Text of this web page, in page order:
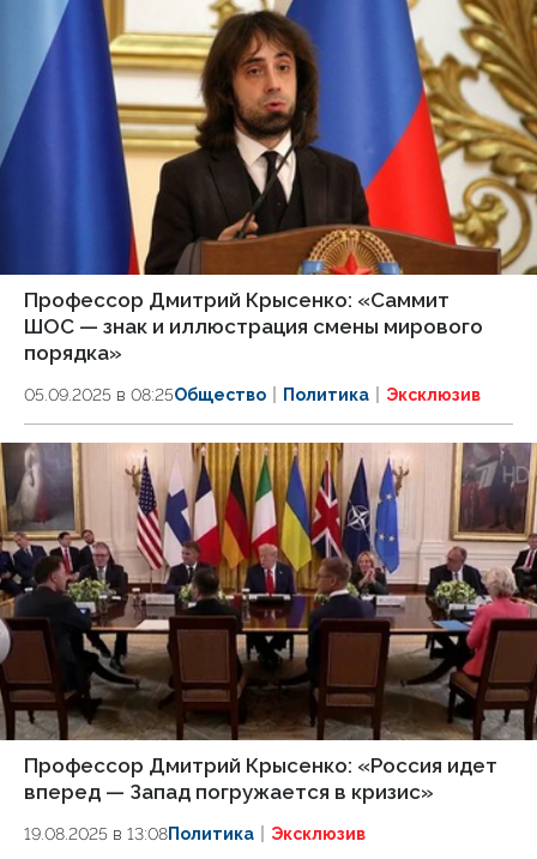
Профессор Дмитрий Крысенко: «Саммит
ШОС — знак и иллюстрация смены мирового
порядка»
05.09.2025 в 08:25Общество Политика Эксклюзив
Профессор Дмитрий Крысенко: «Россия идет
вперед — Запад погружается в кризис»
19.08.2025 в 13:08Политика Эксклюзив